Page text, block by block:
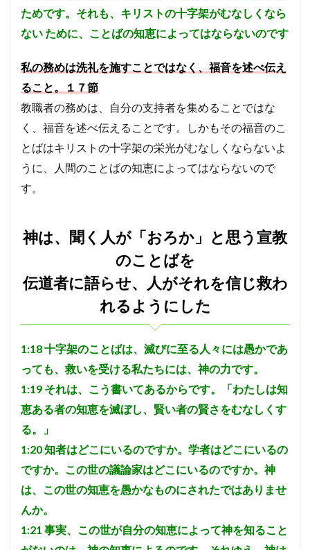
ためです。それも、キリストの十字架がむなしくなら
ない ために、ことばの知恵によってはならないのです
私の務めは洗礼を施すことではなく、福音を述べ伝え
ること。１７節
教職者の務めは、自分の支持者を集めることではな
く、福音を述べ伝えることです。しかもその福音のこ
とばはキリストの十字架の栄光がむなしくならないよ
うに、人間のことばの知恵によってはならないので
す。
神は、聞く人が「おろか」と思う宣教
のことばを
伝道者に語らせ、人がそれを信じ救わ
れるようにした
1:18十字架のことばは、滅びに至る人々には愚かであ
っても、救いを受ける私たちには、神の力です。
1:19 それは、こう書いてあるからです。「わたしは知
恵ある者の知恵を滅ぼし、賢い者の賢さをむなしくす
る。」
1:20知者はどこにいるのですか。学者はどこにいるの
ですか。この世の議論家はどこにいるのですか。神
は、この世の知恵を愚かなものにされたではありませ
んか。
1:21 事実、この世が自分の知恵によって神を知ること